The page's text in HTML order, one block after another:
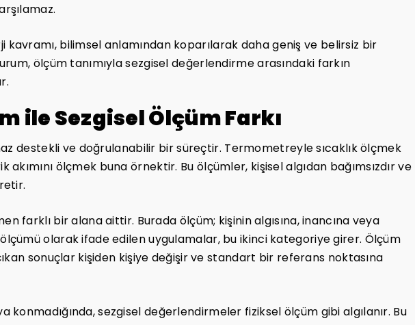
kavramı, bilimsel anlamından koparılarak daha geniş ve belirsiz bir
ölçüm tanımıyla sezgisel değerlendirme arasındaki farkın
ile Sezgisel Ölçüm Farkı
destekli ve doğrulanabilir bir süreçtir. Termometreyle sıcaklık ölçmek
ölçmek buna örnektir. Bu ölçümler, kişisel algıdan bağımsızdır ve
farklı bir alana aittir. Burada ölçüm; kişinin algısına, inancına veya
olarak ifade edilen uygulamalar, bu ikinci kategoriye girer. Ölçüm
sonuçlar kişiden kişiye değişir ve standart bir referans noktasına
konmadığında, sezgisel değerlendirmeler fiziksel ölçüm gibi algılanır. Bu